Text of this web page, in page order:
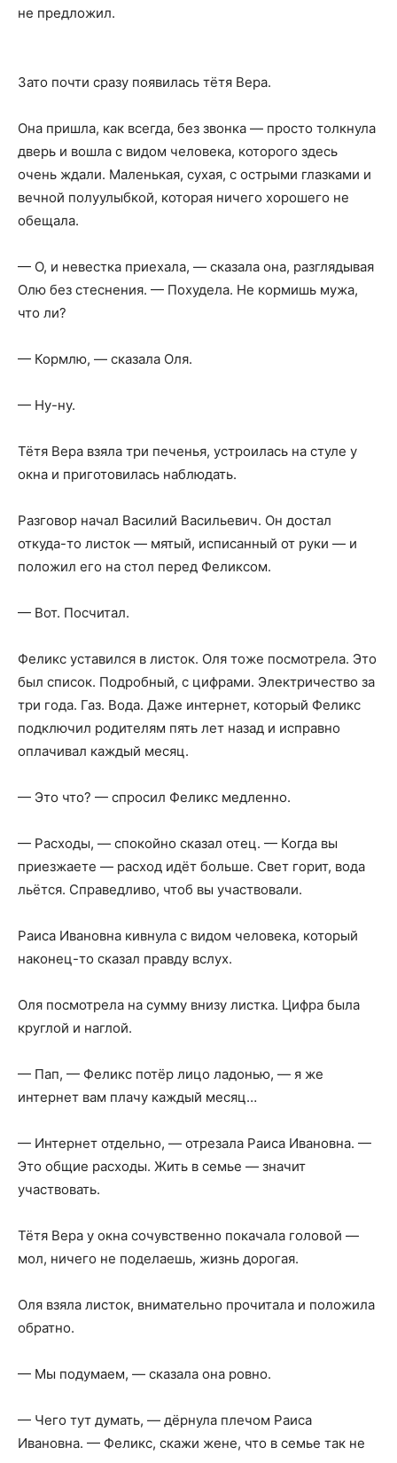
не предложил.
Зато почти сразу появилась тётя Вера.
Она пришла, как всегда, без звонка — просто толкнула
дверь и вошла с видом человека, которого здесь
очень ждали. Маленькая, сухая, с острыми глазками и
вечной полуулыбкой, которая ничего хорошего не
обещала.
— О, и невестка приехала, — сказала она, разглядывая
Олю без стеснения. — Похудела. Не кормишь мужа,
что ли?
— Кормлю, — сказала Оля.
— Ну-ну.
Тётя Вера взяла три печенья, устроилась на стуле у
окна и приготовилась наблюдать.
Разговор начал Василий Васильевич. Он достал
откуда-то листок — мятый, исписанный от руки — и
положил его на стол перед Феликсом.
— Вот. Посчитал.
Феликс уставился в листок. Оля тоже посмотрела. Это
был список. Подробный, с цифрами. Электричество за
три года. Газ. Вода. Даже интернет, который Феликс
подключил родителям пять лет назад и исправно
оплачивал каждый месяц.
— Это что? — спросил Феликс медленно.
— Расходы, — спокойно сказал отец. — Когда вы
приезжаете — расход идёт больше. Свет горит, вода
льётся. Справедливо, чтоб вы участвовали.
Раиса Ивановна кивнула с видом человека, который
наконец-то сказал правду вслух.
Оля посмотрела на сумму внизу листка. Цифра была
круглой и наглой.
— Пап, — Феликс потёр лицо ладонью, — я же
интернет вам плачу каждый месяц…
— Интернет отдельно, — отрезала Раиса Ивановна. —
Это общие расходы. Жить в семье — значит
участвовать.
Тётя Вера у окна сочувственно покачала головой —
мол, ничего не поделаешь, жизнь дорогая.
Оля взяла листок, внимательно прочитала и положила
обратно.
— Мы подумаем, — сказала она ровно.
— Чего тут думать, — дёрнула плечом Раиса
Ивановна. — Феликс, скажи жене, что в семье так не